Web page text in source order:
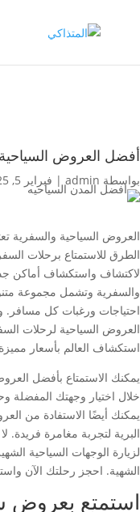
أفضل العروض
بواسطة admin
| فبراير 5, 2025
العروض السياحية والسفرية
الطرق للاستمتاع برحلات
لاكتشاف واستكشاف أماكن
والسفرية وتشمل مجموعة
احتياجات ورغبات كل
العروض السياحية لرحلات
استكشاف العالم بأسعار
يمكنك الاستمتاع بأفضل
خلال اختيار وجهتك المفضلة
يمكنك أيضًا الاستفادة من
البرية لتجربة مغامرة فريدة. لا
لزيارة الوجهات السياحية
الشهية. احجز رحلتك الآن
استمتع بعروض